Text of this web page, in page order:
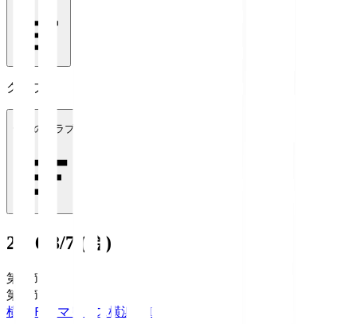
クラブ
全てのクラブ
2026/8/7 (金)
第1節
第1節
横浜Ｆ・マリノス横浜FM